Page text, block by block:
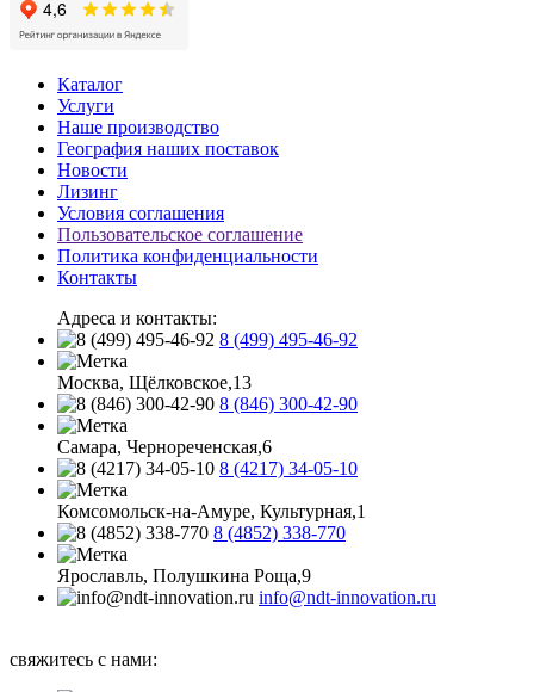
Каталог
Услуги
Наше производство
География наших поставок
Новости
Лизинг
Условия соглашения
Пользовательское соглашение
Политика конфиденциальности
Контакты
Адреса и контакты:
8 (499) 495-46-92
Москва, Щёлковское,13
8 (846) 300-42-90
Самара, Чернореченская,6
8 (4217) 34-05-10
Комсомольск-на-Амуре, Культурная,1
8 (4852) 338-770
Ярославль, Полушкина Роща,9
info@ndt-innovation.ru
свяжитесь с нами: